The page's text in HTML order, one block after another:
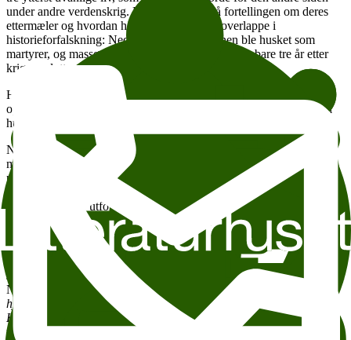
under andre verdenskrig. Men boka er også fortellingen om deres
ettermæler og hvordan historieskriving kan overlappe i
historieforfalskning: Nederlenderen og spionen ble husket som
martyrer, og massøren fikk Røde Kors hederstegn bare tre år etter
krigens slutt.
Hvorfor ble disse menneskene unntatt ettertidens skyld og sosiale
oppgjør? Hvor står de i dag, og hva forteller de oss om hvordan vi
husker krigen?
NederlandskeIan Buruma
er forfatter, historiker og professor i
menneskerettigheter og journalistikk. I over fire tiår har han skrevet
populære og anerkjente bøker innen kultur og historie, med særlig
vekt på Europa, Japan og Kina. Med bøker som
År null
har han utforsket vestlig og østlig historieskriving og
mytologisering av landssvikere.
Kollaboratøreneutvider
forfatterskapet med et empatisk og velskrevet nærbilde av tre
problematiske figurer fra andre verdenskrig.
Journalist og forfatter
Marte Michelet
satte spørsmål om skyld blant
Norges krigshelter på agendaen med boka
Hva visste
hjemmefronten?
, som ble gjenstand for stor debatt. Hun har lest
Kollaboratørene
med stor iver
og møter Buruma til samtale om
urett, skyld og ettertidens historieskriving.